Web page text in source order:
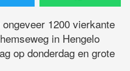
1200 vierkante
in Hengelo
op donderdag en grote